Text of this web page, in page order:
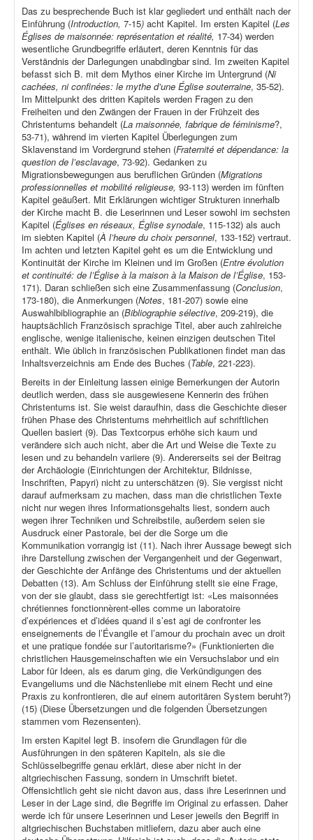
Das zu besprechende Buch ist klar gegliedert und enthält nach der
Einführung (Introduction, 7-15) acht Kapitel. Im ersten Kapitel (Les
Églises de maisonnée: représentation et réalité, 17-34) werden
wesentliche Grundbegriffe erläutert, deren Kenntnis für das
Verständnis der Darlegungen unabdingbar sind. Im zweiten Kapitel
befasst sich B. mit dem Mythos einer Kirche im Untergrund (Ni
cachées, ni confinées: le mythe d’une Église souterraine, 35-52).
Im Mittelpunkt des dritten Kapitels werden Fragen zu den
Freiheiten und den Zwängen der Frauen in der Frühzeit des
Christentums behandelt (La maisonnée, fabrique de féminisme?,
53-71), während im vierten Kapitel Überlegungen zum
Sklavenstand im Vordergrund stehen (Fraternité et dépendance: la
question de l’esclavage, 73-92). Gedanken zu
Migrationsbewegungen aus beruflichen Gründen (Migrations
professionnelles et mobilité religieuse, 93-113) werden im fünften
Kapitel geäußert. Mit Erklärungen wichtiger Strukturen innerhalb
der Kirche macht B. die Leserinnen und Leser sowohl im sechsten
Kapitel (Églises en réseaux, Église synodale, 115-132) als auch
im siebten Kapitel (À l’heure du choix personnel, 133-152) vertraut.
Im achten und letzten Kapitel geht es um die Entwicklung und
Kontinuität der Kirche im Kleinen und im Großen (Entre évolution
et continuité: de l’Église à la maison à la Maison de l’Église, 153-
171). Daran schließen sich eine Zusammenfassung (Conclusion,
173-180), die Anmerkungen (Notes, 181-207) sowie eine
Auswahlbibliographie an (Bibliographie sélective, 209-219), die
hauptsächlich Französisch sprachige Titel, aber auch zahlreiche
englische, wenige italienische, keinen einzigen deutschen Titel
enthält. Wie üblich in französischen Publikationen findet man das
Inhaltsverzeichnis am Ende des Buches (Table, 221-223).
Bereits in der Einleitung lassen einige Bemerkungen der Autorin
deutlich werden, dass sie ausgewiesene Kennerin des frühen
Christentums ist. Sie weist daraufhin, dass die Geschichte dieser
frühen Phase des Christentums mehrheitlich auf schriftlichen
Quellen basiert (9). Das Textcorpus erhöhe sich kaum und
verändere sich auch nicht, aber die Art und Weise die Texte zu
lesen und zu behandeln variiere (9). Andererseits sei der Beitrag
der Archäologie (Einrichtungen der Architektur, Bildnisse,
Inschriften, Papyri) nicht zu unterschätzen (9). Sie vergisst nicht
darauf aufmerksam zu machen, dass man die christlichen Texte
nicht nur wegen ihres Informationsgehalts liest, sondern auch
wegen ihrer Techniken und Schreibstile, außerdem seien sie
Ausdruck einer Pastorale, bei der die Sorge um die
Kommunikation vorrangig ist (11). Nach ihrer Aussage bewegt sich
ihre Darstellung zwischen der Vergangenheit und der Gegenwart,
der Geschichte der Anfänge des Christentums und der aktuellen
Debatten (13). Am Schluss der Einführung stellt sie eine Frage,
von der sie glaubt, dass sie gerechtfertigt ist: «Les maisonnées
chrétiennes fonctionnèrent-elles comme un laboratoire
d’expériences et d’idées quand il s’est agi de confronter les
enseignements de l’Évangile et l’amour du prochain avec un droit
et une pratique fondée sur l’autoritarisme?» (Funktionierten die
christlichen Hausgemeinschaften wie ein Versuchslabor und ein
Labor für Ideen, als es darum ging, die Verkündigungen des
Evangeliums und die Nächstenliebe mit einem Recht und eine
Praxis zu konfrontieren, die auf einem autoritären System beruht?)
(15) (Diese Übersetzungen und die folgenden Übersetzungen
stammen vom Rezensenten).
Im ersten Kapitel legt B. insofern die Grundlagen für die
Ausführungen in den späteren Kapiteln, als sie die
Schlüsselbegriffe genau erklärt, diese aber nicht in der
altgriechischen Fassung, sondern in Umschrift bietet.
Offensichtlich geht sie nicht davon aus, dass ihre Leserinnen und
Leser in der Lage sind, die Begriffe im Original zu erfassen. Daher
werde ich für unsere Leserinnen und Leser jeweils den Begriff in
altgriechischen Buchstaben mitliefern, dazu aber auch eine